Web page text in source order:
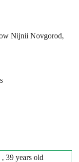
Nijnii Novgorod,
, 39 years old